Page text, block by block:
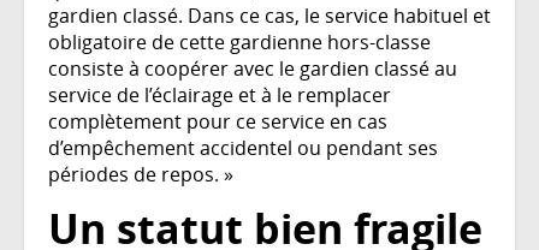
gardien classé. Dans ce cas, le service habituel et
obligatoire de cette gardienne hors-classe
consiste à coopérer avec le gardien classé au
service de l’éclairage et à le remplacer
complètement pour ce service en cas
d’empêchement accidentel ou pendant ses
périodes de repos. »
Un statut bien fragile